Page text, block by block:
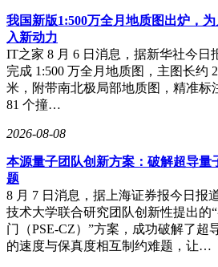
我国新版1:500万全月地质图出炉，
入新动力
IT之家 8 月 6 日消息，据新华社今日
完成 1:500 万全月地质图，主图长约
米，附带南北极局部地质图，精准标
81 个撞…
2026-08-08
本源量子团队创新方案：破解超导量
题
8 月 7 日消息，据上海证券报今日报
技术大学联合研究团队创新性提出的
门（PSE-CZ）”方案，成功破解了超
的速度与保真度相互制约难题，让…